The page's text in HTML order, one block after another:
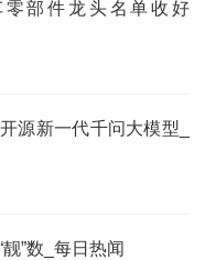
部件龙头名单收好
源新一代千问大模型_
”数_每日热闻